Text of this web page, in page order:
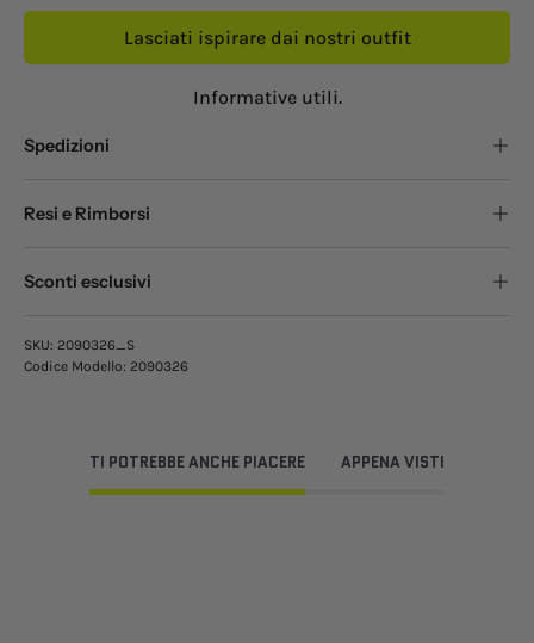
Lasciati ispirare dai nostri outfit
Informative utili.
Spedizioni
Resi e Rimborsi
Sconti esclusivi
SKU: 2090326_S
Codice Modello: 2090326
TI POTREBBE ANCHE PIACERE APPENA VISTI